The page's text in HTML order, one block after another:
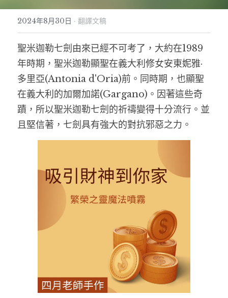
文獻紀錄
信仰漫遊
翻譯文稿
思想手札
魔法心得
商品使用
魅惑策略魔法初階班-實體
金錢策略魔法高階單元I：財務糾紛
魅惑策略魔法實作班-甜蜜盒-實體
魅惑策略魔法：紅燈區女郎的吸引力秘密
金錢策略魔法中階
金錢策略魔法高階單元II：店面風水
現代魔法－金錢魔法符印實作
魔法新手入門實作課I: 金錢吸引與除障
防禦策略魔法單元一 抵禦魔法攻擊
防禦策略魔法單元二-杜絕謠言(實體)
魔法新手入門實作課II：淨化與保護
大地魔法
驅魔聖牌與驅魔詩篇
抓住鬼魂的陷阱與家宅保護課
簡單易懂的開運方位學
聖米迦勒魔法
個人業力課程
多香果成功咒術
魔法防禦-保護符咒
金錢魔法與祭壇-胡督魔法三
愛情魔法篇-胡督魔法四
關係破壞者-胡督單元五
魔法油配方解析
藥草行星魔法-胡督單元
魔法蠟燭課
胡督繩結魔法
印度式胡督豐盛魔法教學
天使符印-現代魔法
行星符印-現代魔法
天國星燈
附魔課程
簡單易懂的現代魔法
天元回歸盤能量療癒｜入門工作坊
聖米迦勒一日儀式
逆轉貧窮咒瓶
2026年度破障祈福儀式
五雷轉運儀式
2026元旦儀式
金星火祭儀式
拉斐爾七日儀式
禁小人法科
個案服務
能量風水靈測術
聖徒魔法系列
聖徒魔法密集班
聖安東尼-愛情祝福水
聖加速－吸引金錢馬蹄鐵
聖若瑟-家宅守護樹
聖馬爾定-馬草水
胡督神靈工作密集班
適合金錢魔法工作的神靈
適合愛情魔法工作的神靈
搜索
2024年8月30日 · 翻譯文稿
聖米迦勒七劍由來已經不可考了，大約在1989
年時期，聖米迦勒顯聖在義大利修女安東妮雅·
多里亞(Antonia d'Oria)前。同時期，也顯聖
在義大利的加爾加諾(Gargano)。因著這些奇
蹟，所以聖米迦勒七劍的祈禱變得十分流行。並
且堅信著，七劍具有強大的對抗邪惡之力。